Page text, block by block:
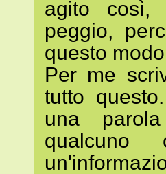
agito così,
peggio,
questo
Per me
tutto
una